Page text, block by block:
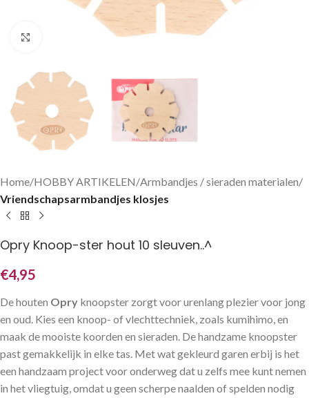
Klik om te vergroten
Home HOBBY ARTIKELEN Armbandjes / sieraden materialen
Vriendschapsarmbandjes klosjes
Opry Knoop-ster hout 10 sleuven..^
€4,95
De houten Opry knoopster zorgt voor urenlang plezier voor jong
en oud. Kies een knoop- of vlechttechniek, zoals kumihimo, en
maak de mooiste koorden en sieraden. De handzame knoopster
past gemakkelijk in elke tas. Met wat gekleurd garen erbij is het
een handzaam project voor onderweg dat u zelfs mee kunt nemen
in het vliegtuig, omdat u geen scherpe naalden of spelden nodig